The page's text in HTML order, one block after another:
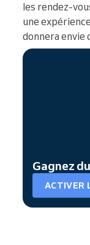
les rendez-
une
donnera envie
Gagnez
ACTIVER